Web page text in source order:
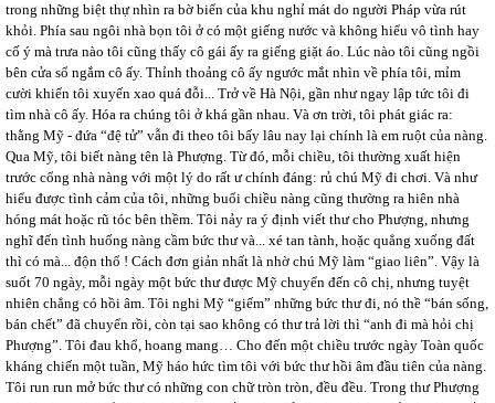
trong những biệt thự nhìn ra bờ biển của khu nghỉ mát do người Pháp vừa rút
khỏi. Phía sau ngôi nhà bọn tôi ở có một giếng nước và không hiểu vô tình hay
cố ý mà trưa nào tôi cũng thấy cô gái ấy ra giếng giặt áo. Lúc nào tôi cũng ngồi
bên cửa sổ ngắm cô ấy. Thỉnh thoảng cô ấy ngước mắt nhìn về phía tôi, mỉm
cười khiến tôi xuyến xao quá đỗi... Trở về Hà Nội, gần như ngay lập tức tôi đi
tìm nhà cô ấy. Hóa ra chúng tôi ở khá gần nhau. Và ơn trời, tôi phát giác ra:
thằng Mỹ - đứa “đệ tử” vẫn đi theo tôi bấy lâu nay lại chính là em ruột của nàng.
Qua Mỹ, tôi biết nàng tên là Phượng. Từ đó, mỗi chiều, tôi thường xuất hiện
trước cổng nhà nàng với một lý do rất ư chính đáng: rủ chú Mỹ đi chơi. Và như
hiểu được tình cảm của tôi, những buổi chiều nàng cũng thường ra hiên nhà
hóng mát hoặc rũ tóc bên thềm. Tôi nảy ra ý định viết thư cho Phượng, nhưng
nghĩ đến tình huống nàng cầm bức thư và... xé tan tành, hoặc quẳng xuống đất
thì có mà... độn thổ ! Cách đơn giản nhất là nhờ chú Mỹ làm “giao liên”. Vậy là
suốt 70 ngày, mỗi ngày một bức thư được Mỹ chuyển đến cô chị, nhưng tuyệt
nhiên chẳng có hồi âm. Tôi nghi Mỹ “giếm” những bức thư đi, nó thề “bán sống,
bán chết” đã chuyển rồi, còn tại sao không có thư trả lời thì “anh đi mà hỏi chị
Phượng”. Tôi đau khổ, hoang mang… Cho đến một chiều trước ngày Toàn quốc
kháng chiến một tuần, Mỹ háo hức tìm tôi với bức thư hồi âm đầu tiên của nàng.
Tôi run run mở bức thư có những con chữ tròn tròn, đều đều. Trong thư Phượng